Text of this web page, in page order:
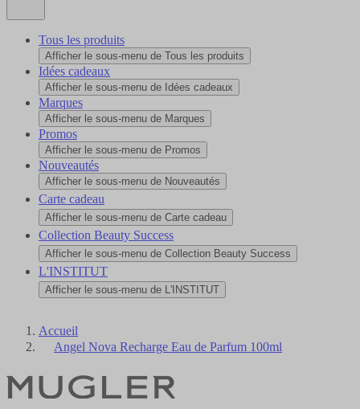
Tous les produits
Afficher le sous-menu de Tous les produits
Idées cadeaux
Afficher le sous-menu de Idées cadeaux
Marques
Afficher le sous-menu de Marques
Promos
Afficher le sous-menu de Promos
Nouveautés
Afficher le sous-menu de Nouveautés
Carte cadeau
Afficher le sous-menu de Carte cadeau
Collection Beauty Success
Afficher le sous-menu de Collection Beauty Success
L'INSTITUT
Afficher le sous-menu de L'INSTITUT
Accueil
Angel Nova Recharge Eau de Parfum 100ml